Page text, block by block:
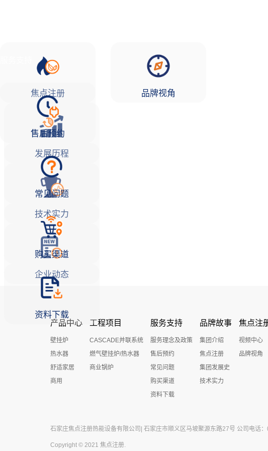
售后预约
常见问题
购买渠道
资料下载
焦点注册
发展历程
技术实力
企业动态
品牌视角
产品中心
壁挂炉
热水器
舒适家居
商用
工程项目
CASCADE并联系统
燃气壁挂炉/热水器
商业锅炉
服务支持
服务理念及政策
售后预约
常见问题
购买渠道
资料下载
品牌故事
集团介绍
焦点注册
集团发展史
技术实力
焦点注
视频中心
品牌视角
石家庄焦点注册热能设备有限公司| 石家庄市顺义区马坡聚源东路27号 公司电话
Copyright © 2021 焦点注册.